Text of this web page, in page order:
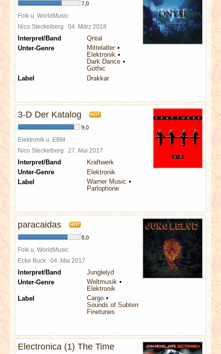
7,0
Folk u. WorldMusic
Nico Steckelberg 04. März 2018
Interpret/Band
Qntal
Unter-Genre
Mittelalter
Elektronik
Dark Dance
Gothic
Label
Drakkar
3-D Der Katalog HOT
9,0
Elektronik u. EBM
Nico Steckelberg 27. Mai 2017
Interpret/Band
Kraftwerk
Unter-Genre
Elektronik
Label
Warner Music
Parlophone
paracaidas HOT
8,0
Folk u. WorldMusic
Ecke Buck 04. Mai 2017
Interpret/Band
Junglelyd
Unter-Genre
Weltmusik
Elektronik
Label
Cargo
Sounds of Subterrania
Finetunes
Electronica (1) The Time